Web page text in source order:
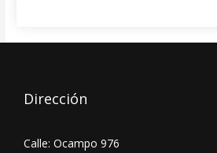
Dirección
Calle: Ocampo 976